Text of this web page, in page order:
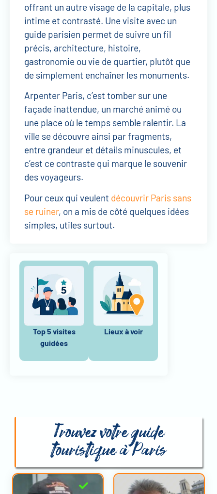
offrant un autre visage de la capitale, plus
intime et contrasté. Une visite avec un
guide parisien permet de suivre un fil
précis, architecture, histoire,
gastronomie ou vie de quartier, plutôt que
de simplement enchaîner les monuments.
Arpenter Paris, c’est tomber sur une
façade inattendue, un marché animé ou
une place où le temps semble ralentir. La
ville se découvre ainsi par fragments,
entre grandeur et détails minuscules, et
c’est ce contraste qui marque le souvenir
des voyageurs.
Pour ceux qui veulent découvrir Paris sans
se ruiner, on a mis de côté quelques idées
simples, utiles surtout.
Top 5 visites
guidées
Lieux à voir
Trouvez votre guide
touristique à Paris